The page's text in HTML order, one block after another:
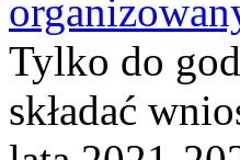
Tylko do
składać